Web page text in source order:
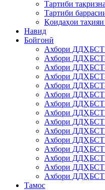
Тартиби
Тартиби
Қоидаҳои
Навид
Бойгонӣ
Ахбори ДДҲБСТ
Ахбори
Ахбори
Ахбори
Ахбори
Ахбори ДДҲБСТ
Ахбори ДДҲБСТ
Ахбори ДДҲБСТ
Ахбори ДДҲБСТ
Ахбори ДДҲБСТ
Ахбори ДДҲБСТ
Ахбори ДДҲБСТ
Ахбори ДДҲБСТ
Ахбори ДДҲБСТ
Ахбори ДДҲБСТ
Тамос